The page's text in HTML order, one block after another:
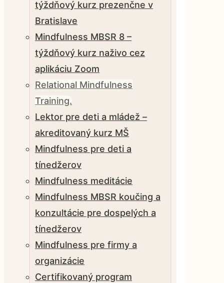
týždňový kurz prezenčne v
Bratislave
Mindfulness MBSR 8 –
týždňový kurz naživo cez
aplikáciu Zoom
Relational Mindfulness
Training.
Lektor pre deti a mládež –
akreditovaný kurz MŠ
Mindfulness pre deti a
tínedžerov
Mindfulness meditácie
Mindfulness MBSR koučing a
konzultácie pre dospelých a
tínedžerov
Mindfulness pre firmy a
organizácie
Certifikovaný program